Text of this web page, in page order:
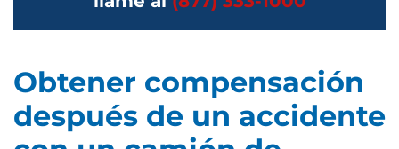
Obtener compensación
después de un accidente